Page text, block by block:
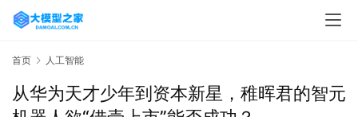
首页 人工智能
从华为天才少年到资本新星，稚晖君的智元